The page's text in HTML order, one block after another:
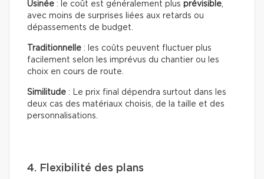
Usinée : le coût est généralement plus prévisible,
avec moins de surprises liées aux retards ou
dépassements de budget.
Traditionnelle : les coûts peuvent fluctuer plus
facilement selon les imprévus du chantier ou les
choix en cours de route.
Similitude : Le prix final dépendra surtout dans les
deux cas des matériaux choisis, de la taille et des
personnalisations.
4. Flexibilité des plans